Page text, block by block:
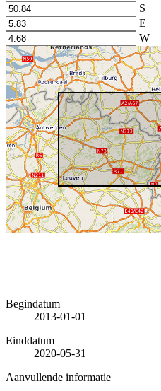
S
E
W
Begindatum
2013-01-01
Einddatum
2020-05-31
Aanvullende informatie